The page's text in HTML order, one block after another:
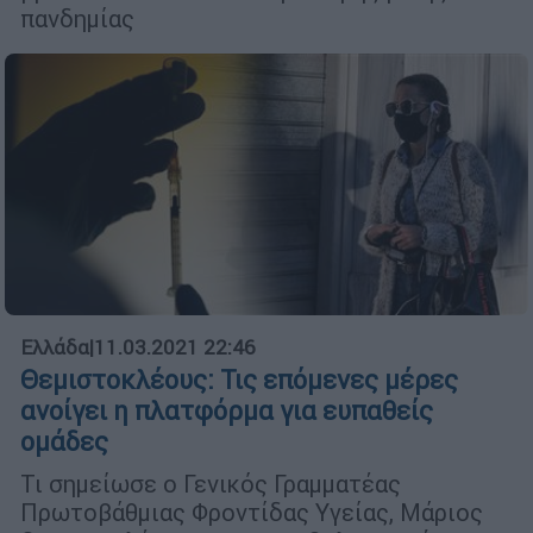
πανδημίας
Ελλάδα|11.03.2021 22:46
Θεμιστοκλέους: Τις επόμενες μέρες
ανοίγει η πλατφόρμα για ευπαθείς
ομάδες
Τι σημείωσε ο Γενικός Γραμματέας
Πρωτοβάθμιας Φροντίδας Υγείας, Μάριος